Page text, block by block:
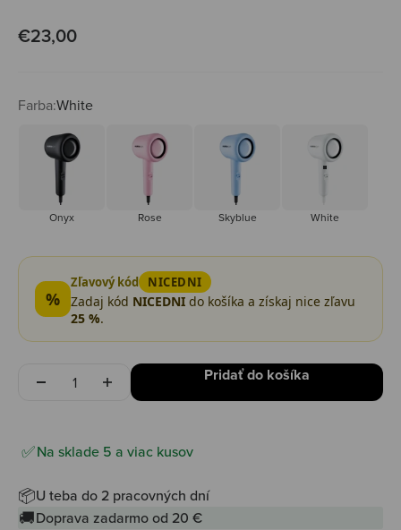
Predajná cena
€23,00
Farba:White
Onyx
Onyx
Rose
Rose
Skyblue
Skyblue
White
White
%
Zľavový kód NICEDNI
Zadaj kód NICEDNI do košíka a získaj nice zľavu
25 %.
Množstvo Pridať do košíka
Na sklade 5 a viac kusov
📦U teba do 2 pracovných dní
🚚Doprava zadarmo od 20 €